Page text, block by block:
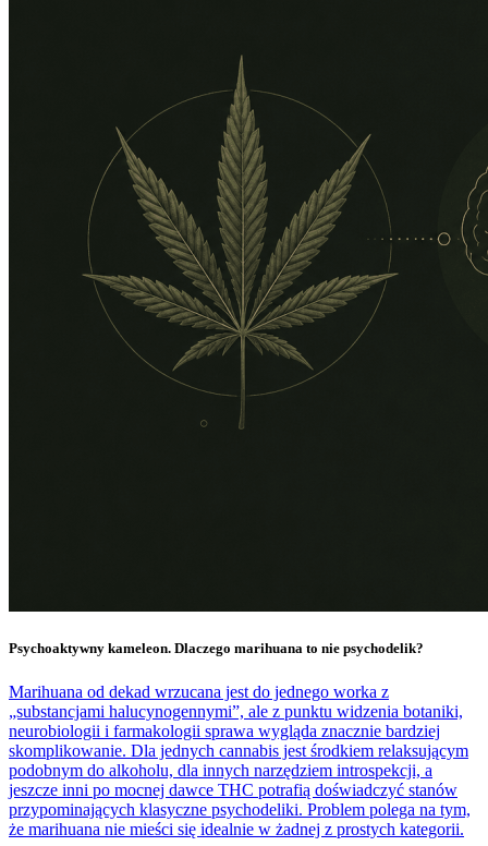
Psychoaktywny kameleon. Dlaczego marihuana to nie psychodelik?
Marihuana od dekad wrzucana jest do jednego worka z
„substancjami halucynogennymi”, ale z punktu widzenia botaniki,
neurobiologii i farmakologii sprawa wygląda znacznie bardziej
skomplikowanie. Dla jednych cannabis jest środkiem relaksującym
podobnym do alkoholu, dla innych narzędziem introspekcji, a
jeszcze inni po mocnej dawce THC potrafią doświadczyć stanów
przypominających klasyczne psychodeliki. Problem polega na tym,
że marihuana nie mieści się idealnie w żadnej z prostych kategorii.